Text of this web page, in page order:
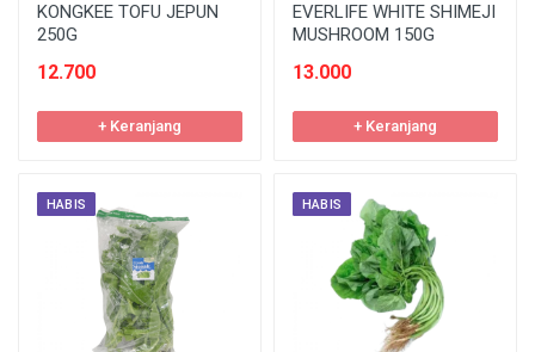
KONGKEE TOFU JEPUN
250G
12.700
+ Keranjang
EVERLIFE WHITE SHIMEJI
MUSHROOM 150G
13.000
+ Keranjang
HABIS HABIS